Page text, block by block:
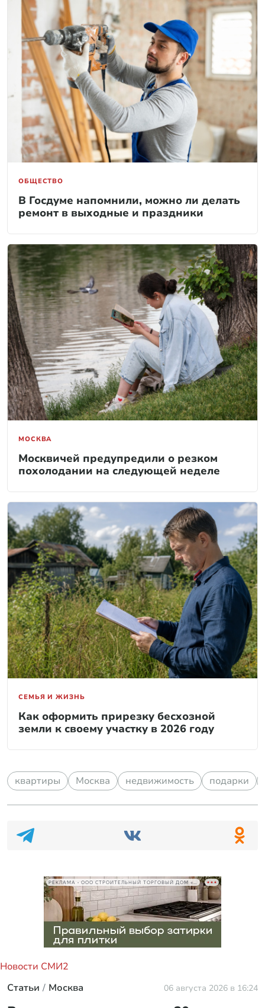
ОБЩЕСТВО
В Госдуме напомнили, можно ли делать
ремонт в выходные и праздники
МОСКВА
Москвичей предупредили о резком
похолодании на следующей неделе
СЕМЬЯ И ЖИЗНЬ
Как оформить прирезку бесхозной
земли к своему участку в 2026 году
квартиры Москва недвижимость подарки
РЕКЛАМА • ООО СТРОИТЕЛЬНЫЙ ТОРГОВЫЙ ДОМ «ПЕТРОВИЧ», ИНН 7802348846
Новости СМИ2
Статьи
Москва 06 августа 2026 в 16:24